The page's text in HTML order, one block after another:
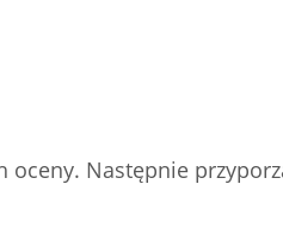
Następnie